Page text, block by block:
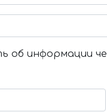
об информации